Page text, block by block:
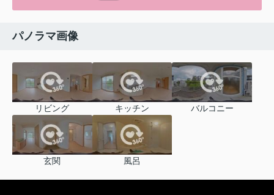
パノラマ画像
リビング キッチン バルコニー
玄関 風呂